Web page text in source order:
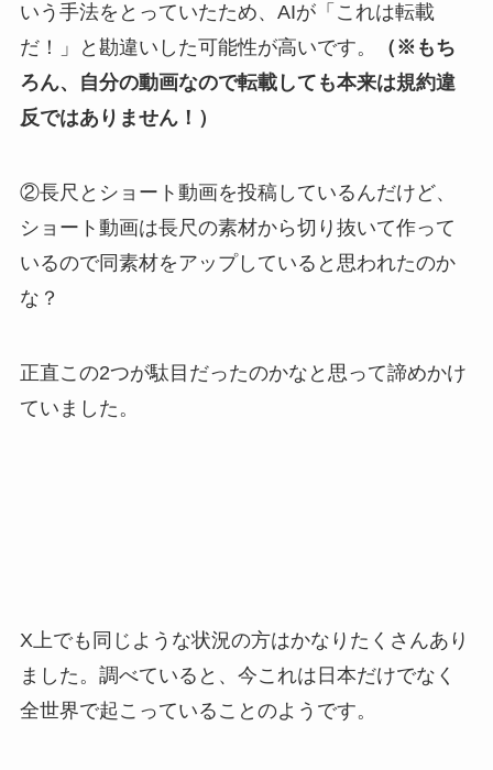
いう手法をとっていたため、AIが「これは転載
だ！」と勘違いした可能性が高いです。
（※もち
ろん、自分の動画なので転載しても本来は規約違
反ではありません！）
②長尺とショート動画を投稿しているんだけど、
ショート動画は長尺の素材から切り抜いて作って
いるので同素材をアップしていると思われたのか
な？
正直この2つが駄目だったのかなと思って諦めかけ
ていました。
X上でも同じような状況の方はかなりたくさんあり
ました。調べていると、今これは日本だけでなく
全世界で起こっていることのようです。